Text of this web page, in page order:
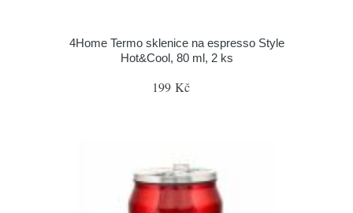
4Home Termo sklenice na espresso Style
Hot&Cool, 80 ml, 2 ks
199 Kč